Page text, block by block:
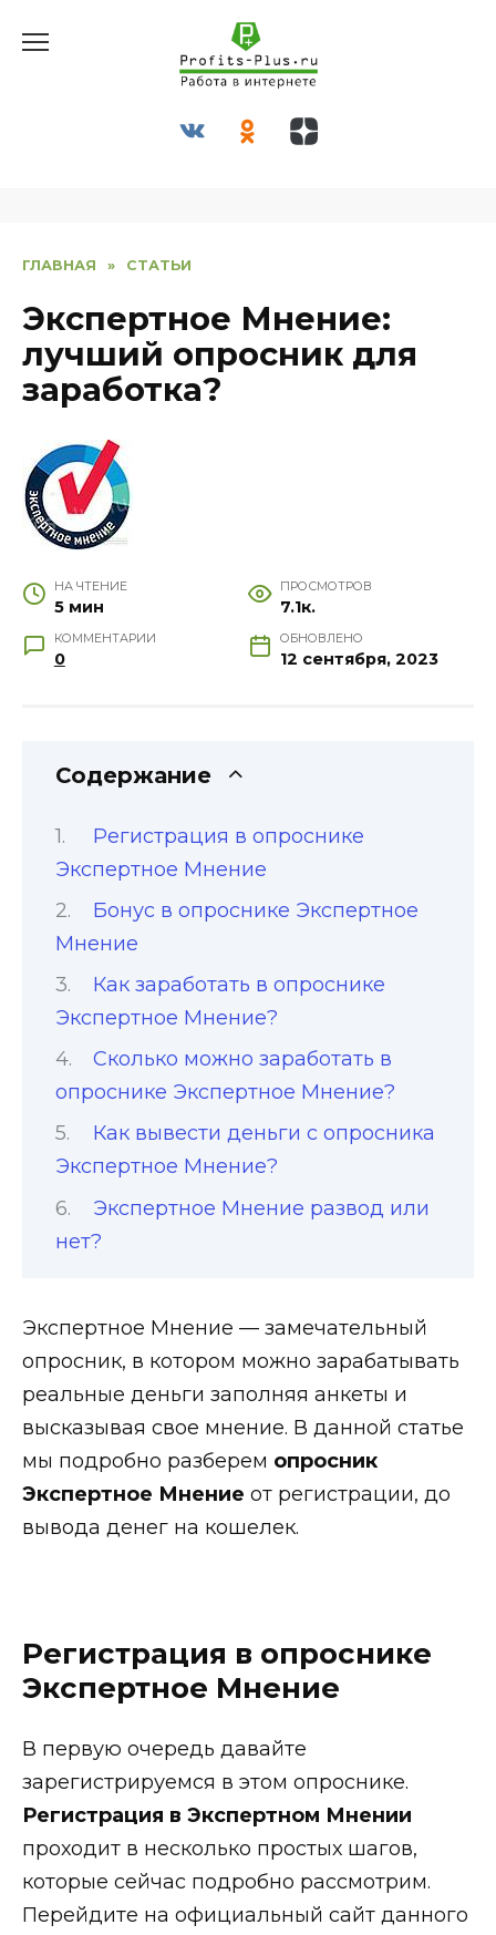
ГЛАВНАЯ » СТАТЬИ
Экспертное Мнение:
лучший опросник для
заработка?
НА ЧТЕНИЕ
5 мин
ПРОСМОТРОВ
7.1к.
КОММЕНТАРИИ
0
ОБНОВЛЕНО
12 сентября, 2023
Содержание
Регистрация в опроснике
Экспертное Мнение
Бонус в опроснике Экспертное
Мнение
Как заработать в опроснике
Экспертное Мнение?
Сколько можно заработать в
опроснике Экспертное Мнение?
Как вывести деньги с опросника
Экспертное Мнение?
Экспертное Мнение развод или
нет?
Экспертное Мнение — замечательный
опросник, в котором можно зарабатывать
реальные деньги заполняя анкеты и
высказывая свое мнение. В данной статье
мы подробно разберем опросник
Экспертное Мнение от регистрации, до
вывода денег на кошелек.
Регистрация в опроснике
Экспертное Мнение
В первую очередь давайте
зарегистрируемся в этом опроснике.
Регистрация в Экспертном Мнении
проходит в несколько простых шагов,
которые сейчас подробно рассмотрим.
Перейдите на официальный сайт данного